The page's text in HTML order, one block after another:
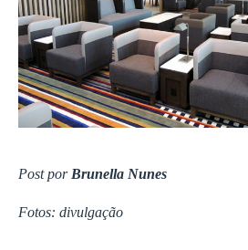
Post por Brunella Nunes
Fotos: divulgação